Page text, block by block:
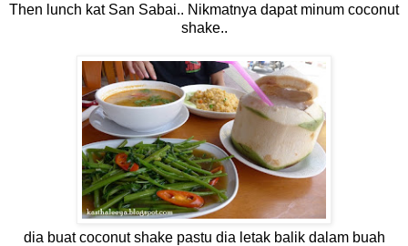
Then lunch kat San Sabai.. Nikmatnya dapat minum coconut
shake..
dia buat coconut shake pastu dia letak balik dalam buah